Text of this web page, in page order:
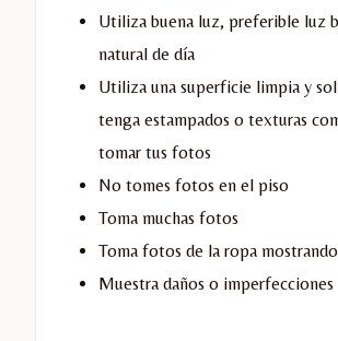
Utiliza buena luz, preferible luz
natural de día
Utiliza una superficie limpia y
tenga estampados o texturas
tomar tus fotos
No tomes fotos en el piso
Toma muchas fotos
Toma fotos de la ropa
Muestra daños o imperfecciones